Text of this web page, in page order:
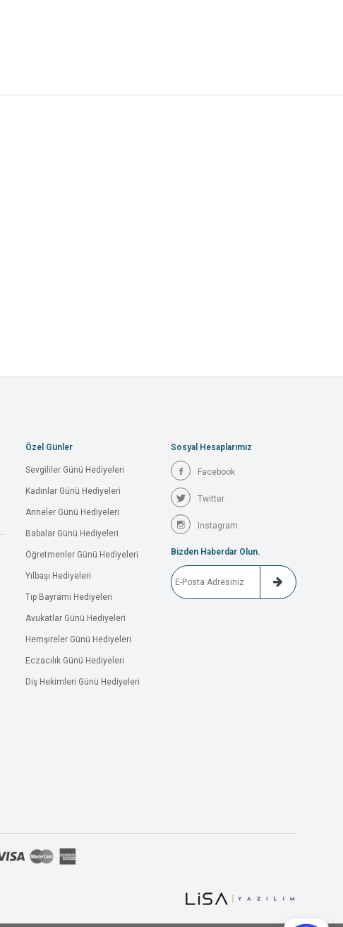
Özel Günler
Sevgililer Günü Hediyeleri
Kadınlar Günü Hediyeleri
Anneler Günü Hediyeleri
Babalar Günü Hediyeleri
Öğretmenler Günü Hediyeleri
Yılbaşı Hediyeleri
Tıp Bayramı Hediyeleri
Avukatlar Günü Hediyeleri
Hemşireler Günü Hediyeleri
Eczacılık Günü Hediyeleri
Diş Hekimleri Günü Hediyeleri
Sosyal Hesaplarımız
Facebook
Twitter
Instagram
Bizden Haberdar Olun.